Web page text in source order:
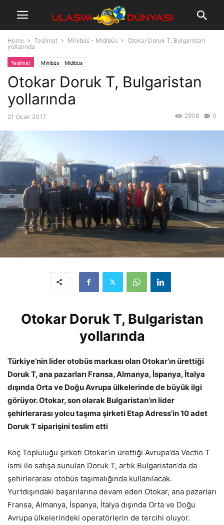
Home Teslimat Minibüs - Midibüs
Otokar Doruk T, Bulgaristan
yollarında
Teslimat Minibüs - Midibüs
Otokar Doruk T, Bulgaristan
yollarında
21 Ocak 2017 0
2908
Otokar Doruk T, Bulgaristan
yollarında
Türkiye’nin lider otobüs markası olan Otokar’ın ürettiği
Doruk T, ana pazarları Fransa, Almanya, İspanya, İtalya
dışında Orta ve Doğu Avrupa ülkelerinde de büyük ilgi
görüyor. Otokar, son olarak Bulgaristan’ın lider
şehirlerarası yolcu taşıma şirketi Etap Adress’in 10 adet
Doruk T siparişini teslim etti
Koç Topluluğu şirketi Otokar’ın ürettiği Avrupa’da Vectio T
ismi ile satışa sunulan Doruk T, artık Bulgaristan’da da
şehirlerarası otobüs taşımalığında kullanılacak.
Yurtdışındaki başarılarına devam eden Otokar, ana pazarları
Fransa, Almanya, İspanya, İtalya dışında Orta ve Doğu
Avrupa ülkelerindeki operatörlerin de tercihi oluyor.